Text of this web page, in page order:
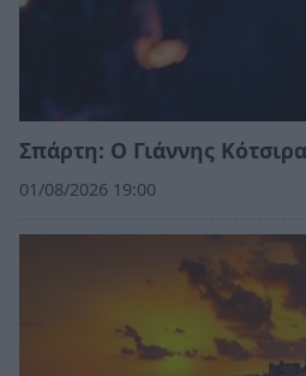
Σπάρτη: Ο Γιάννης
01/08/2026 19:00